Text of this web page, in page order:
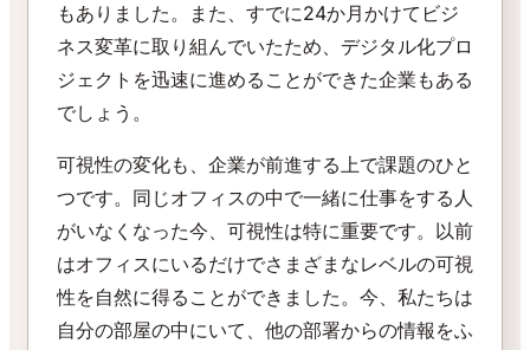
もありました。また、すでに24か月かけてビジ
ネス変革に取り組んでいたため、デジタル化プロ
ジェクトを迅速に進めることができた企業もある
でしょう。
可視性の変化も、企業が前進する上で課題のひと
つです。同じオフィスの中で一緒に仕事をする人
がいなくなった今、可視性は特に重要です。以前
はオフィスにいるだけでさまざまなレベルの可視
性を自然に得ることができました。今、私たちは
自分の部屋の中にいて、他の部署からの情報をふ